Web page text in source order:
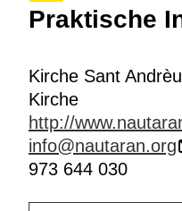
Praktische
Kirche Sant
Kirche
http://
info@nautaran.org
973 644 030